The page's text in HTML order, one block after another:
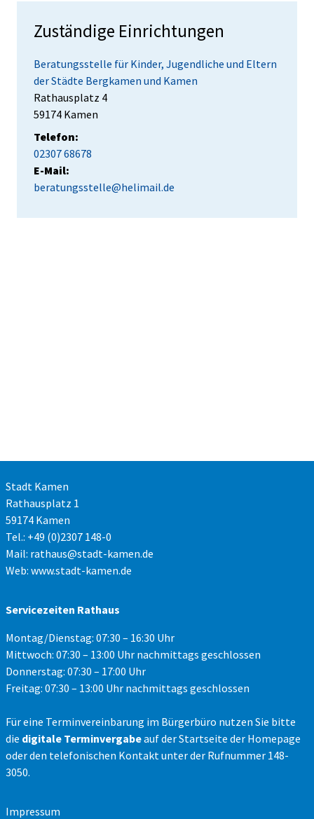
Zuständige Einrichtungen
Beratungsstelle für Kinder, Jugendliche und Eltern
der Städte Bergkamen und Kamen
Straße:
Rathausplatz Hausnummer:
4
PLZ:
59174 Ort:
Kamen
Telefon:
02307 68678
E-Mail:
beratungsstelle@helimail.de
Stadt Kamen
Rathausplatz 1
59174 Kamen
Tel.: +49 (0)2307 148-0
Mail: rathaus@stadt-kamen.de
Web: www.stadt-kamen.de
Servicezeiten Rathaus
Montag/Dienstag: 07:30 – 16:30 Uhr
Mittwoch: 07:30 – 13:00 Uhr nachmittags geschlossen
Donnerstag: 07:30 – 17:00 Uhr
Freitag: 07:30 – 13:00 Uhr nachmittags geschlossen
Für eine Terminvereinbarung im Bürgerbüro nutzen Sie bitte
die digitale Terminvergabeauf der Startseite der Homepage
oder den telefonischen Kontakt unter der Rufnummer 148-
3050.
Impressum